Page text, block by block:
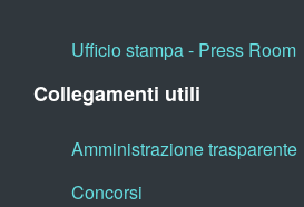
Ufficio stampa - Press Room
Collegamenti utili
Amministrazione trasparente
Concorsi